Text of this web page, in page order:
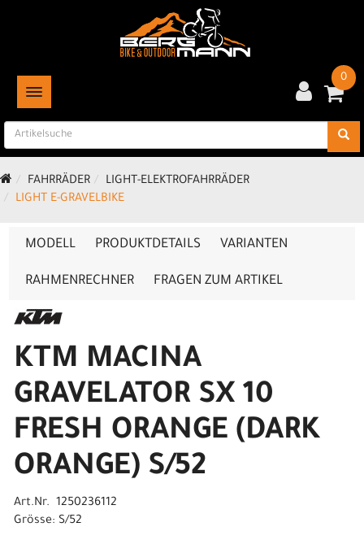
TOGGLE NAVIGATION
0
FAHRRÄDER
LIGHT-ELEKTROFAHRRÄDER
LIGHT E-GRAVELBIKE
MODELL PRODUKTDETAILS VARIANTEN
RAHMENRECHNER FRAGEN ZUM ARTIKEL
KTM MACINA
GRAVELATOR SX 10
FRESH ORANGE (DARK
ORANGE) S/52
Art.Nr. 1250236112
Grösse: S/52